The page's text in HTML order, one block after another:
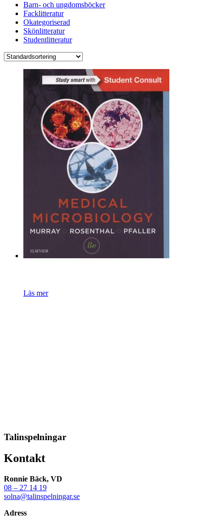
Barn- och ungdomsböcker
Facklitteratur
Okategoriserad
Skönlitteratur
Studentlitteratur
Läs mer
Talinspelningar
Kontakt
Ronnie Bäck, VD
08 – 27 14 19
solna@talinspelningar.se
Adress